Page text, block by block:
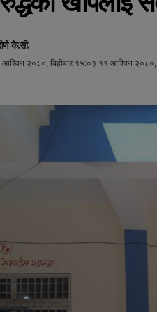
के.सी.
२०८०, बिहीबार १५:०३ ११ आश्विन